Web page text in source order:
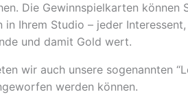
Die Gewinnspielkarten können
in Ihrem Studio – jeder
und damit Gold wert.
wir auch unsere sogenannten
werden können.